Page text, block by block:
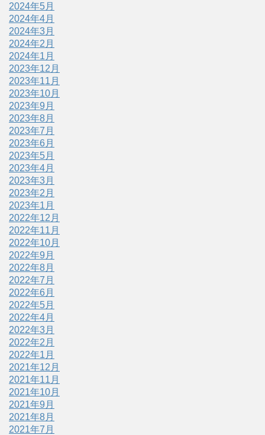
2024年5月
2024年4月
2024年3月
2024年2月
2024年1月
2023年12月
2023年11月
2023年10月
2023年9月
2023年8月
2023年7月
2023年6月
2023年5月
2023年4月
2023年3月
2023年2月
2023年1月
2022年12月
2022年11月
2022年10月
2022年9月
2022年8月
2022年7月
2022年6月
2022年5月
2022年4月
2022年3月
2022年2月
2022年1月
2021年12月
2021年11月
2021年10月
2021年9月
2021年8月
2021年7月